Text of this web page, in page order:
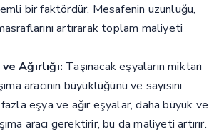
bir faktördür. Mesafenin uzunluğu,
artırarak toplam maliyeti
Ağırlığı: Taşınacak eşyaların miktarı
aracının büyüklüğünü ve sayısını
eşya ve ağır eşyalar, daha büyük ve
aracı gerektirir, bu da maliyeti artırır.